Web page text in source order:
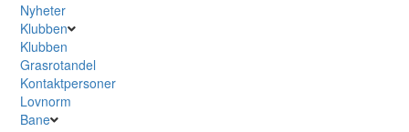
Nyheter
Klubben
Klubben
Grasrotandel
Kontaktpersoner
Lovnorm
Bane